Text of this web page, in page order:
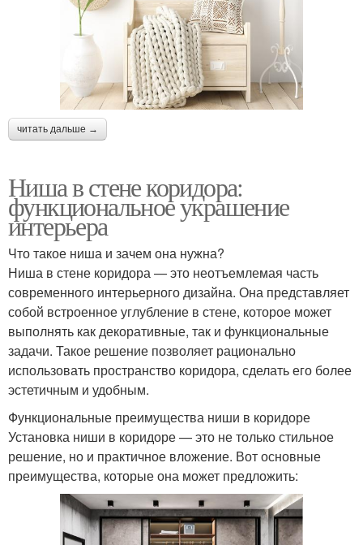
читать дальше →
Ниша в стене коридора:
функциональное украшение
интерьера
Что такое ниша и зачем она нужна?
Ниша в стене коридора — это неотъемлемая часть
современного интерьерного дизайна. Она представляет
собой встроенное углубление в стене, которое может
выполнять как декоративные, так и функциональные
задачи. Такое решение позволяет рационально
использовать пространство коридора, сделать его более
эстетичным и удобным.
Функциональные преимущества ниши в коридоре
Установка ниши в коридоре — это не только стильное
решение, но и практичное вложение. Вот основные
преимущества, которые она может предложить: